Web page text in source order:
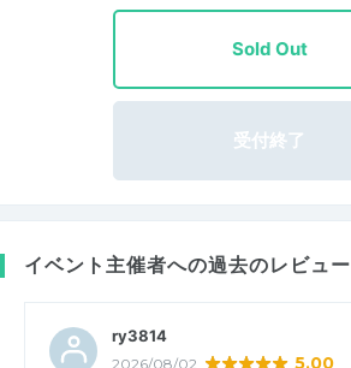
Sold Out
受付終了
イベント主催者への過去のレビュー
ry3814
2026/08/02 5.00